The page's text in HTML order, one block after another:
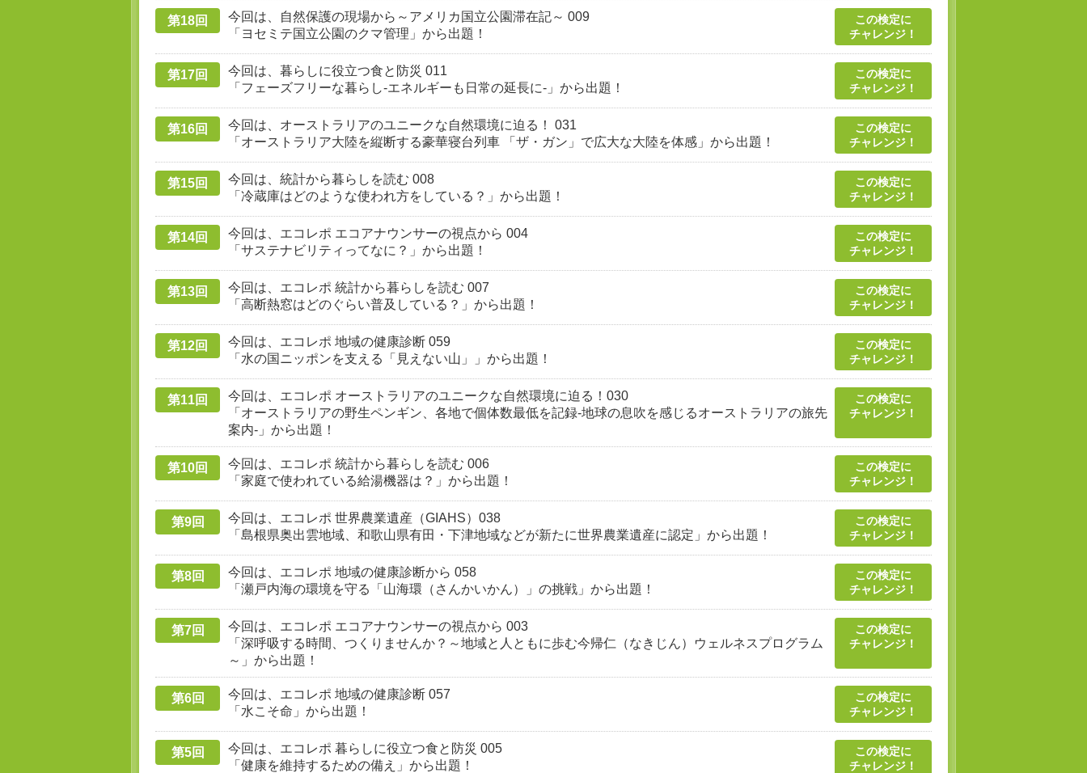
第18回
今回は、自然保護の現場から～アメリカ国立公園滞在記～ 009
「ヨセミテ国立公園のクマ管理」から出題！
この検定に
チャレンジ！
第17回
今回は、暮らしに役立つ食と防災 011
「フェーズフリーな暮らし-エネルギーも日常の延長に-」から出題！
この検定に
チャレンジ！
第16回
今回は、オーストラリアのユニークな自然環境に迫る！ 031
「オーストラリア大陸を縦断する豪華寝台列車 「ザ・ガン」で広大な大陸を体感」から出題！
この検定に
チャレンジ！
第15回
今回は、統計から暮らしを読む 008
「冷蔵庫はどのような使われ方をしている？」から出題！
この検定に
チャレンジ！
第14回
今回は、エコレポ エコアナウンサーの視点から 004
「サステナビリティってなに？」から出題！
この検定に
チャレンジ！
第13回
今回は、エコレポ 統計から暮らしを読む 007
「高断熱窓はどのぐらい普及している？」から出題！
この検定に
チャレンジ！
第12回
今回は、エコレポ 地域の健康診断 059
「水の国ニッポンを支える「見えない山」」から出題！
この検定に
チャレンジ！
第11回
今回は、エコレポ オーストラリアのユニークな自然環境に迫る！030
「オーストラリアの野生ペンギン、各地で個体数最低を記録-地球の息吹を感じるオーストラリアの旅先
案内-」から出題！
この検定に
チャレンジ！
第10回
今回は、エコレポ 統計から暮らしを読む 006
「家庭で使われている給湯機器は？」から出題！
この検定に
チャレンジ！
第9回
今回は、エコレポ 世界農業遺産（GIAHS）038
「島根県奥出雲地域、和歌山県有田・下津地域などが新たに世界農業遺産に認定」から出題！
この検定に
チャレンジ！
第8回
今回は、エコレポ 地域の健康診断から 058
「瀬戸内海の環境を守る「山海環（さんかいかん）」の挑戦」から出題！
この検定に
チャレンジ！
第7回
今回は、エコレポ エコアナウンサーの視点から 003
「深呼吸する時間、つくりませんか？～地域と人ともに歩む今帰仁（なきじん）ウェルネスプログラム
～」から出題！
この検定に
チャレンジ！
第6回
今回は、エコレポ 地域の健康診断 057
「水こそ命」から出題！
この検定に
チャレンジ！
第5回
今回は、エコレポ 暮らしに役立つ食と防災 005
「健康を維持するための備え」から出題！
この検定に
チャレンジ！